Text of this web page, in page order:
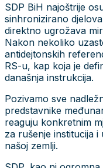
SDP BiH najoštrije
sinhronizirano
direktno ugrožava
Nakon nekoliko
antidejtonskih
RS-u, kap koja je
današnja instrukcija.
Pozivamo sve
predstavnike
reaguju konkretnim
za rušenje institucija
našoj zemlji.